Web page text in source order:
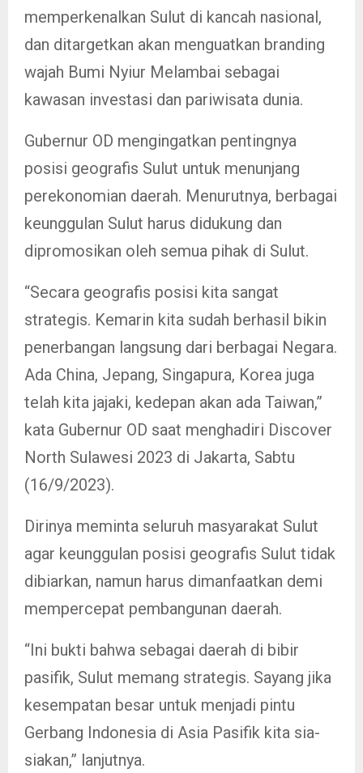
memperkenalkan Sulut di kancah nasional,
dan ditargetkan akan menguatkan branding
wajah Bumi Nyiur Melambai sebagai
kawasan investasi dan pariwisata dunia.
Gubernur OD mengingatkan pentingnya
posisi geografis Sulut untuk menunjang
perekonomian daerah. Menurutnya, berbagai
keunggulan Sulut harus didukung dan
dipromosikan oleh semua pihak di Sulut.
“Secara geografis posisi kita sangat
strategis. Kemarin kita sudah berhasil bikin
penerbangan langsung dari berbagai Negara.
Ada China, Jepang, Singapura, Korea juga
telah kita jajaki, kedepan akan ada Taiwan,”
kata Gubernur OD saat menghadiri Discover
North Sulawesi 2023 di Jakarta, Sabtu
(16/9/2023).
Dirinya meminta seluruh masyarakat Sulut
agar keunggulan posisi geografis Sulut tidak
dibiarkan, namun harus dimanfaatkan demi
mempercepat pembangunan daerah.
“Ini bukti bahwa sebagai daerah di bibir
pasifik, Sulut memang strategis. Sayang jika
kesempatan besar untuk menjadi pintu
Gerbang Indonesia di Asia Pasifik kita sia-
siakan,” lanjutnya.